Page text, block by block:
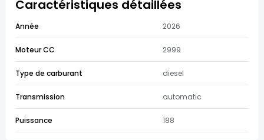
Caractéristiques détaillées
Année 2026
Moteur CC 2999
Type de carburant diesel
Transmission automatic
Puissance 188